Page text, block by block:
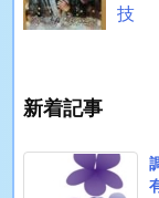
技
新着記事